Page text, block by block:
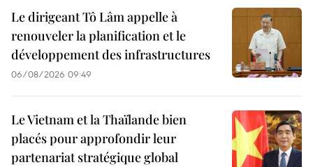
Le dirigeant Tô Lâm appelle à
renouveler la planification et le
développement des infrastructures
06/08/2026 09:49
Le Vietnam et la Thaïlande bien
placés pour approfondir leur
partenariat stratégique global